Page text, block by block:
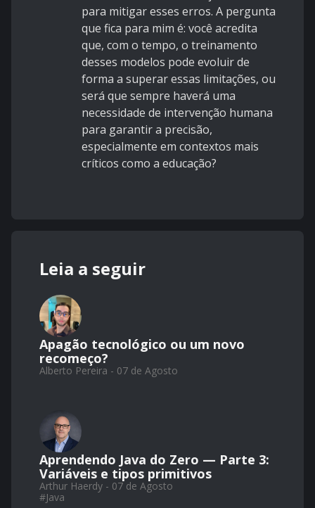
para mitigar esses erros. A pergunta
que fica para mim é: você acredita
que, com o tempo, o treinamento
desses modelos pode evoluir de
forma a superar essas limitações, ou
será que sempre haverá uma
necessidade de intervenção humana
para garantir a precisão,
especialmente em contextos mais
críticos como a educação?
Leia a seguir
Apagão tecnológico ou um novo
recomeço?
Alberto Pereira - 07 de Agosto
Aprendendo Java do Zero — Parte 3:
Variáveis e tipos primitivos
Arthur Haerdy - 07 de Agosto
#Java